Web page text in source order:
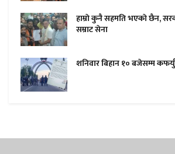
हाम्राे कुनै सहमति भएकाे छैन,
सम्राट सेना
शनिवार बिहान १० बजेसम्म